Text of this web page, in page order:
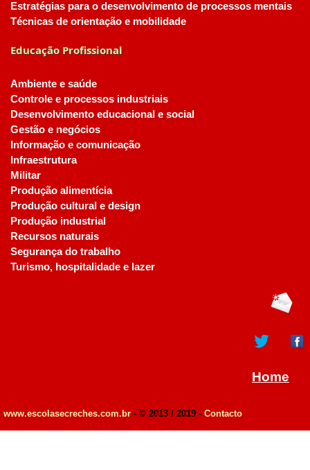
Estratégias para o desenvolvimento de processos mentais
Técnicas de orientação e mobilidade
Educação Profissional
Ambiente e saúde
Controle e processos industriais
Desenvolvimento educacional e social
Gestão e negócios
Informação e comunicação
Infraestrutura
Militar
Produção alimentícia
Produção cultural e design
Produção industrial
Recursos naturais
Segurança do trabalho
Turismo, hospitalidade e lazer
Home
www.escolasecreches.com.br - © 2013 / 2019 - Contacto